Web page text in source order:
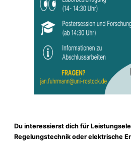
Du interessierst dich für
Regelungstechnik oder elektrische